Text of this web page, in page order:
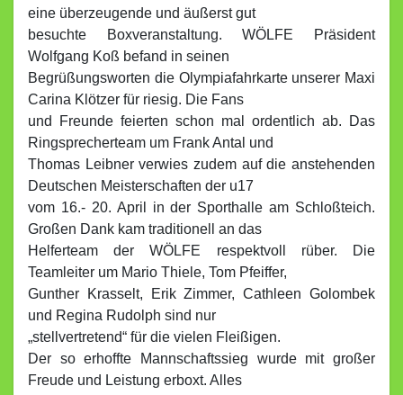
eine überzeugende und äußerst gut
besuchte Boxveranstaltung. WÖLFE Präsident
Wolfgang Koß befand in seinen
Begrüßungsworten die Olympiafahrkarte unserer Maxi
Carina Klötzer für riesig. Die Fans
und Freunde feierten schon mal ordentlich ab. Das
Ringsprecherteam um Frank Antal und
Thomas Leibner verwies zudem auf die anstehenden
Deutschen Meisterschaften der u17
vom 16.- 20. April in der Sporthalle am Schloßteich.
Großen Dank kam traditionell an das
Helferteam der WÖLFE respektvoll rüber. Die
Teamleiter um Mario Thiele, Tom Pfeiffer,
Gunther Krasselt, Erik Zimmer, Cathleen Golombek
und Regina Rudolph sind nur
„stellvertretend“ für die vielen Fleißigen.
Der so erhoffte Mannschaftssieg wurde mit großer
Freude und Leistung erboxt. Alles